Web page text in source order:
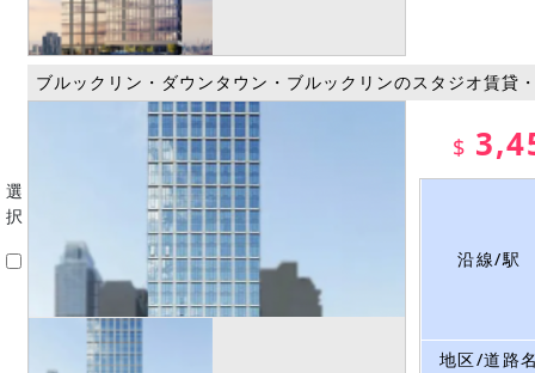
選
択
ブルックリン・ダウンタウン・ブルックリンのスタジオ賃貸
$
沿線/駅
地区/道路